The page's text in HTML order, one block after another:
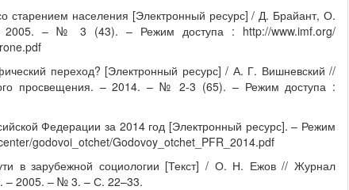
старением населения [Электронный ресурс] / Д. Брайант, О.
2005. – № 3 (43). – Режим доступа : http://www.imf.org/
переход? [Электронный ресурс] / А. Г. Вишневский //
просвещения. – 2014. – № 2-3 (65). – Режим доступа :
Федерации за 2014 год [Электронный ресурс]. – Режим
godovoi_otchet/Godovoy_otchet_PFR_2014.pdf
в зарубежной социологии [Текст] / О. Н. Ежов // Журнал
– 2005. – № 3. – С. 22–33.